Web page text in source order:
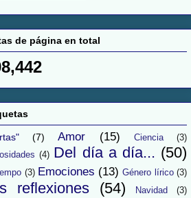
de página en total
(7) Amor (15) Ciencia
(3)
(4) Del día a día... (50)
(3) Emociones (13) Género lírico (3)
reflexiones (54) Navidad
(3)